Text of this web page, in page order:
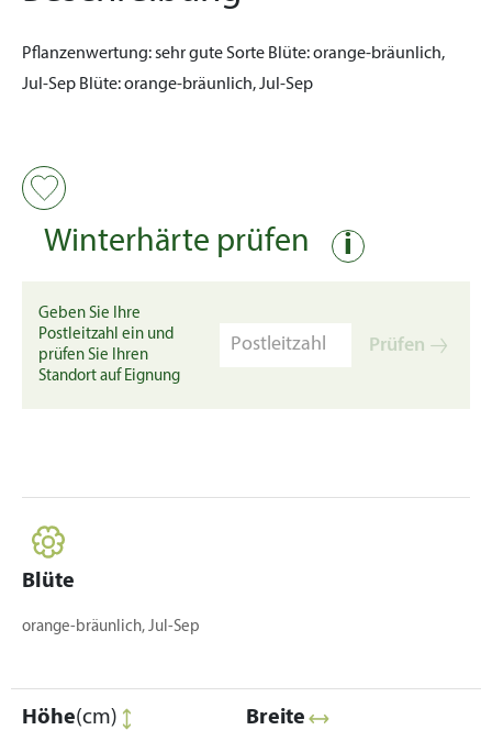
Pflanzenwertung:sehr gute Sorte Blüte:orange-bräunlich,
Jul-Sep Blüte:orange-bräunlich, Jul-Sep
Winterhärte prüfen i
Geben Sie Ihre
Postleitzahl ein und
prüfen Sie Ihren
Standort auf Eignung
Prüfen
Blüte
orange-bräunlich, Jul-Sep
Höhe(cm) Breite